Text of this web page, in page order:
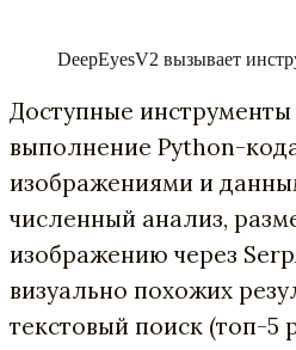
DeepEyesV2 вызывает
Доступные
выполнение Python-
изображениями и
численный анализ,
изображению через
визуально похожих
текстовый поиск (топ-5